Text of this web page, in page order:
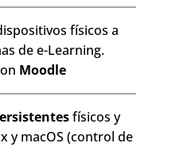
físicos a
de e-Learning.
Moodle
físicos y
y macOS (control de